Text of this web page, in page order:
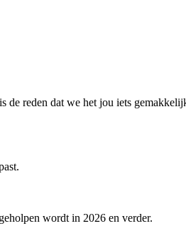
de reden dat we het jou iets
wordt in 2026 en verder.